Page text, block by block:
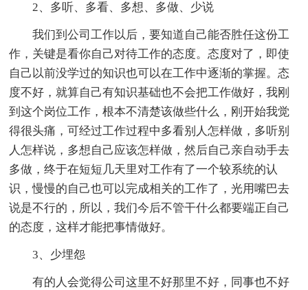
2、多听、多看、多想、多做、少说
我们到公司工作以后，要知道自己能否胜任这份工
作，关键是看你自己对待工作的态度。态度对了，即使
自己以前没学过的知识也可以在工作中逐渐的掌握。态
度不好，就算自己有知识基础也不会把工作做好，我刚
到这个岗位工作，根本不清楚该做些什么，刚开始我觉
得很头痛，可经过工作过程中多看别人怎样做，多听别
人怎样说，多想自己应该怎样做，然后自己亲自动手去
多做，终于在短短几天里对工作有了一个较系统的认
识，慢慢的自己也可以完成相关的工作了，光用嘴巴去
说是不行的，所以，我们今后不管干什么都要端正自己
的态度，这样才能把事情做好。
3、少埋怨
有的人会觉得公司这里不好那里不好，同事也不好